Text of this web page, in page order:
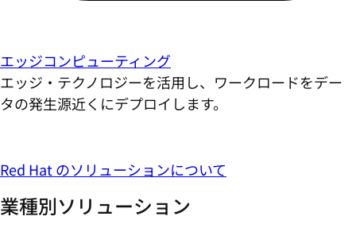
エッジコンピューティング
エッジ・テクノロジーを活用し、ワークロードをデー
タの発生源近くにデプロイします。
Red Hat のソリューションについて
業種別ソリューション